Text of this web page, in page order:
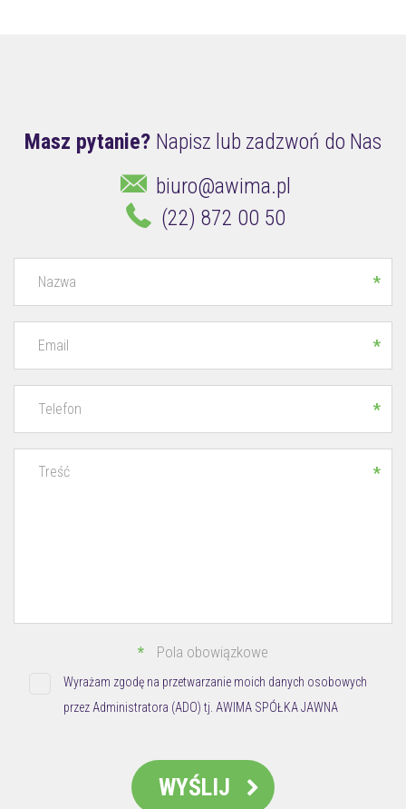
Masz pytanie? Napisz lub zadzwoń do Nas
biuro@awima.pl
(22) 872 00 50
*
*
*
*
* Pola obowiązkowe
Wyrażam zgodę na przetwarzanie moich danych osobowych
przez Administratora (ADO) tj. AWIMA SPÓŁKA JAWNA
Maja 2B/22, dla potrzeb niezbędnych do realizacji procesu
WYŚLIJ